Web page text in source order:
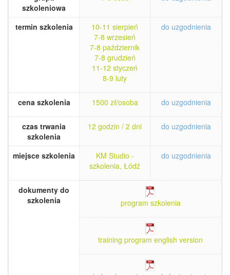
szkoleniowa
termin szkolenia
10-11 sierpień
7-8 wrzesień
7-8 październik
7-8 grudzień
11-12 styczeń
8-9 luty
do uzgodnienia
cena szkolenia 1500 zł/osoba do uzgodnienia
czas trwania
szkolenia
12 godzin / 2 dni do uzgodnienia
miejsce szkolenia
KM Studio -
szkolenia, Łódź
do uzgodnienia
dokumenty do
szkolenia
program szkolenia
training program english version